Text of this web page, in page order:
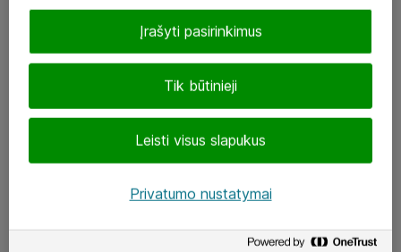
J. Rutkausko g. 6, Vilnius
Atea kontaktai
Aplankykite mus
Tik būtinieji
Leisti visus slapukus
Įrašyti pasirinkimus
Privatumo nustatymai